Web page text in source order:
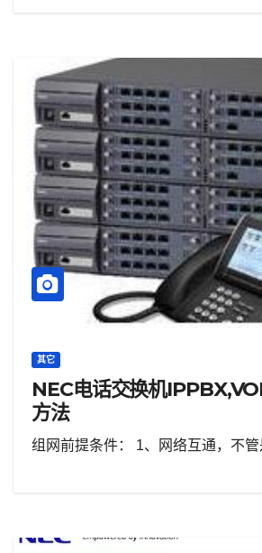
其它
NEC电话交换机
方法
组网前提条件： 1、网络互通，不